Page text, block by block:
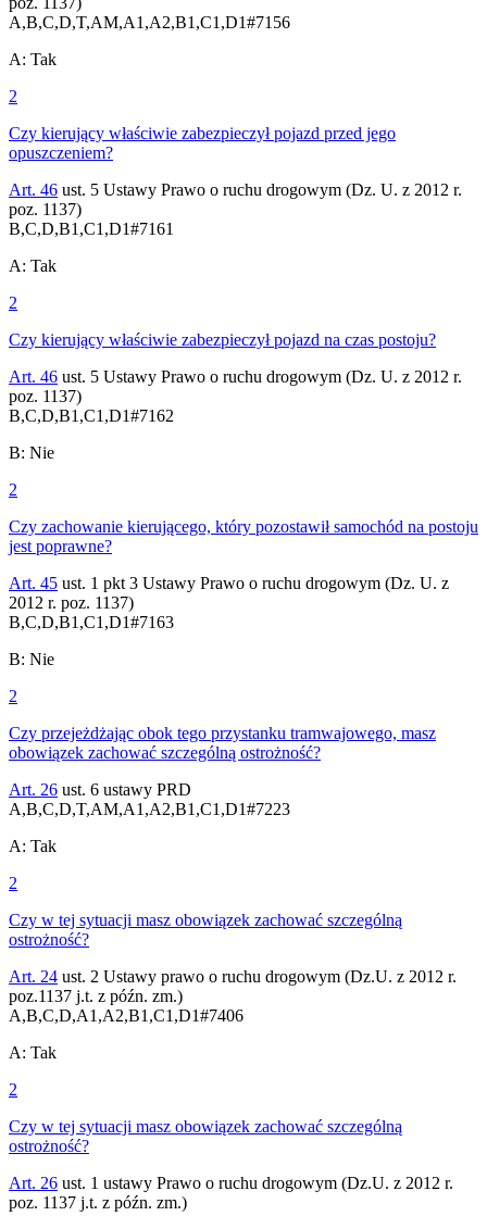
A,B,C,D,T,AM,A1,A2,B1,C1,D1#7156
A: Tak
2
Czy kierujący właściwie zabezpieczył pojazd przed jego
opuszczeniem?
Art. 46 ust. 5 Ustawy Prawo o ruchu drogowym (Dz. U. z 2012 r.
poz. 1137)
B,C,D,B1,C1,D1#7161
A: Tak
2
Czy kierujący właściwie zabezpieczył pojazd na czas postoju?
Art. 46 ust. 5 Ustawy Prawo o ruchu drogowym (Dz. U. z 2012 r.
poz. 1137)
B,C,D,B1,C1,D1#7162
B: Nie
2
Czy zachowanie kierującego, który pozostawił samochód na postoju
jest poprawne?
Art. 45 ust. 1 pkt 3 Ustawy Prawo o ruchu drogowym (Dz. U. z
2012 r. poz. 1137)
B,C,D,B1,C1,D1#7163
B: Nie
2
Czy przejeżdżając obok tego przystanku tramwajowego, masz
obowiązek zachować szczególną ostrożność?
Art. 26 ust. 6 ustawy PRD
A,B,C,D,T,AM,A1,A2,B1,C1,D1#7223
A: Tak
2
Czy w tej sytuacji masz obowiązek zachować szczególną
ostrożność?
Art. 24 ust. 2 Ustawy prawo o ruchu drogowym (Dz.U. z 2012 r.
poz.1137 j.t. z późn. zm.)
A,B,C,D,A1,A2,B1,C1,D1#7406
A: Tak
2
Czy w tej sytuacji masz obowiązek zachować szczególną
ostrożność?
Art. 26 ust. 1 ustawy Prawo o ruchu drogowym (Dz.U. z 2012 r.
poz. 1137 j.t. z późn. zm.)